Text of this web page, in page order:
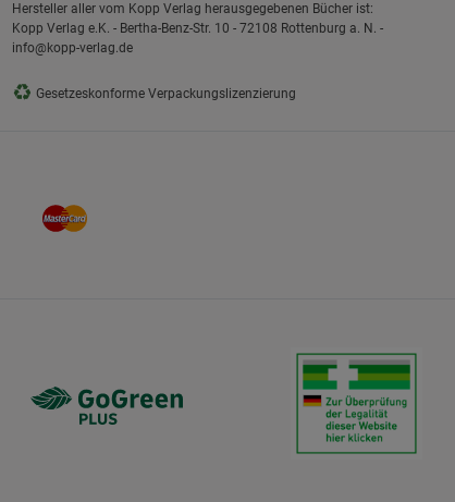
Hersteller aller vom Kopp Verlag herausgegebenen Bücher ist:
Kopp Verlag e.K. - Bertha-Benz-Str. 10 - 72108 Rottenburg a. N. -
info@kopp-verlag.de
♻ Gesetzeskonforme Verpackungslizenzierung